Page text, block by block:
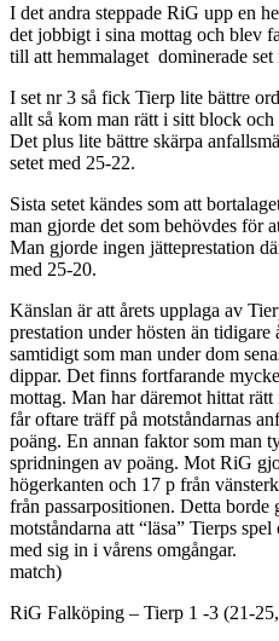
I det andra steppade RiG upp en
det jobbigt i sina mottag och blev
till att hemmalaget dominerade
I set nr 3 så fick Tierp lite bättre
allt så kom man rätt i sitt block
Det plus lite bättre skärpa
setet med 25-22.
Sista setet kändes som att
man gjorde det som behövdes för
Man gjorde ingen jätteprestation
med 25-20.
Känslan är att årets upplaga av
prestation under hösten än tidigare
samtidigt som man under dom
dippar. Det finns fortfarande
mottag. Man har däremot hittat
får oftare träff på motståndarnas
poäng. En annan faktor som man
spridningen av poäng. Mot RiG
högerkanten och 17 p från
från passarpositionen. Detta
motståndarna att “läsa” Tierps
med sig in i vårens omgångar.
match)
RiG Falköping – Tierp 1 -3 (21-